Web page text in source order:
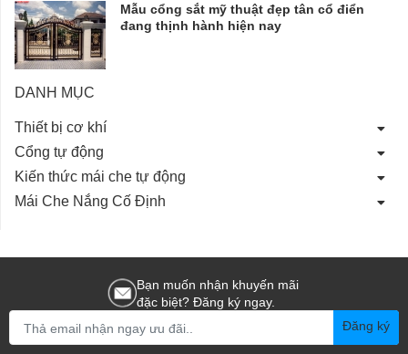
Mẫu cổng sắt mỹ thuật đẹp tân cổ điển
đang thịnh hành hiện nay
DANH MỤC
Thiết bị cơ khí
Cổng tự động
Kiến thức mái che tự động
Mái Che Nắng Cố Định
Bạn muốn nhận khuyến mãi
đặc biệt? Đăng ký ngay.
Đăng ký